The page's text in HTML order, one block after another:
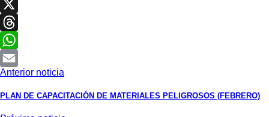
LinkedIn
X
Threads
WhatsApp
Email
Anterior noticia
PLAN DE CAPACITACIÓN DE MATERIALES PELIGROSOS (FEBRERO)